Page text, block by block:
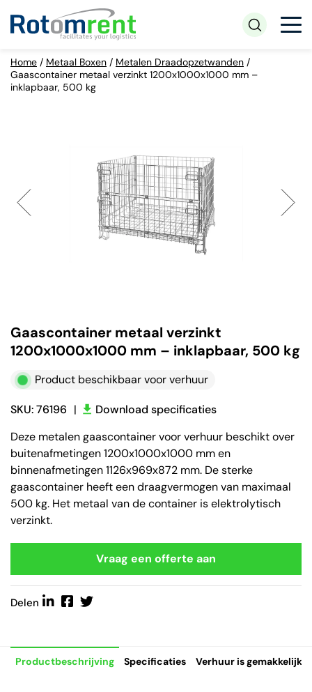
Home / Metaal Boxen / Metalen Draadopzetwanden /
Gaascontainer metaal verzinkt 1200x1000x1000 mm –
inklapbaar, 500 kg
Gaascontainer metaal verzinkt
1200x1000x1000 mm – inklapbaar, 500 kg
Product beschikbaar voor verhuur
SKU: 76196 |
Download specificaties
Deze metalen gaascontainer voor verhuur beschikt over
buitenafmetingen 1200x1000x1000 mm en
binnenafmetingen 1126x969x872 mm. De sterke
gaascontainer heeft een draagvermogen van maximaal
500 kg. Het metaal van de container is elektrolytisch
verzinkt.
Vraag een offerte aan
Delen
Productbeschrijving Specificaties Verhuur is gemakkelijk